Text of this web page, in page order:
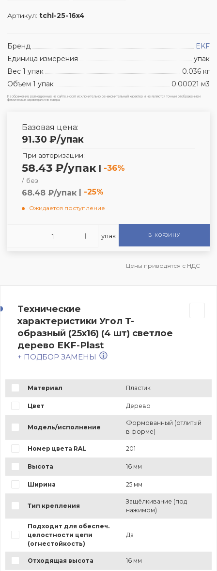
Артикул: tchl-25-16x4
Бренд
EKF
Единица измерения
упак
Вес 1 упак
0.036 кг
Объем 1 упак
0.00021 м3
Изображения, размещенные на сайте, носят исключительно ознакомительный характер и не являются точным отображением
фактических характеристик товара.
Базовая цена:
91.30 ₽/упак
При авторизации:
58.43 ₽/упак | -36%
/ без:
68.48 ₽/упак | -25%
Ожидается поступление
упак В КОРЗИНУ
Цены приводятся с НДС
Технические
характеристики Угол T-
образный (25х16) (4 шт) светлое
дерево EKF-Plast
+ ПОДБОР ЗАМЕНЫ
Материал Пластик
Цвет Дерево
Модель/исполнение
Формованный (отлитый
в форме)
Номер цвета RAL 201
Высота 16 мм
Ширина 25 мм
Тип крепления
Защёлкивание (под
нажимом)
Подходит для обеспеч.
целостности цепи
(огнестойкость)
Да
Отходящая высота 16 мм